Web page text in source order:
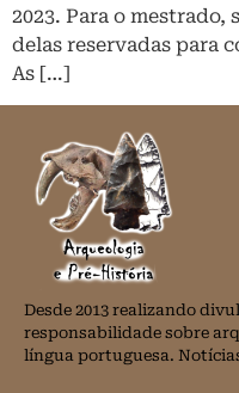
2023. Para o mestrado,
delas reservadas para
As […]
Desde 2013 realizando
responsabilidade sobre
língua portuguesa.